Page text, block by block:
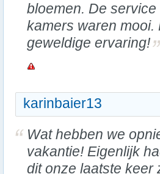
bloemen. De
kamers waren mooi.
geweldige ervaring!
karinbaier13
Wat hebben we
vakantie! Eigenlijk
dit onze laatste keer